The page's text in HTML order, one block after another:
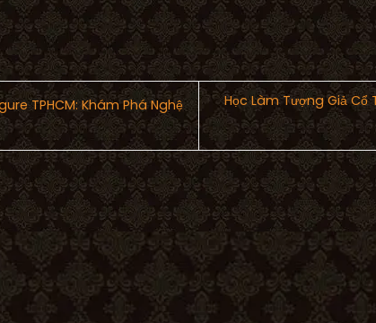
TPHCM: Khám Phá Nghệ
Học Làm Tượng Giả Cổ